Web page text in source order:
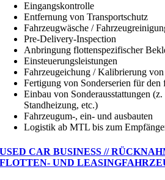
Eingangskontrolle
Entfernung von Transportschutz
Fahrzeugwäsche /
Pre-Delivery-Inspection
Anbringung flottenspezifischer
Einsteuerungsleistungen
Fahrzeugeichung / Kalibrierung
Fertigung von Sonderserien für den
Einbau von Sonderausstattungen
Standheizung, etc.)
Fahrzeugum-, ein- und ausbauten
Logistik ab MTL bis zum
USED CAR BUSINESS //
FLOTTEN- UND